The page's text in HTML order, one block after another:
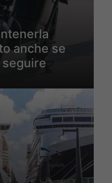
anche se
seguire